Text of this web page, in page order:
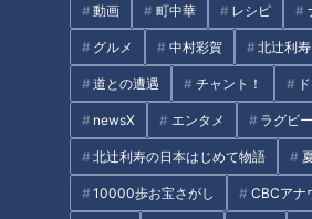
動画 町中華 レシピ
グルメ 中村彩賀 北辻利寿
道との遭遇 チャント！
newsX エンタメ ラグビー
北辻利寿の日本はじめて物語
10000歩お宝さがし CBCアナ
立浪監督も納得！レジェンド解
説者が選ぶ2022年ドラゴンズ投
打の注目選手！
パン1万
認める
パイス
ン